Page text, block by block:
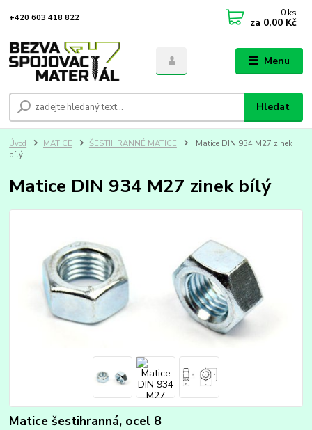
Menu
Hledat
+420 603 418 822 0 ks
za 0,00 Kč
Úvod MATICE ŠESTIHRANNÉ MATICE
Matice DIN 934 M27 zinek
bílý
Matice DIN 934 M27 zinek bílý
Matice šestihranná, ocel 8